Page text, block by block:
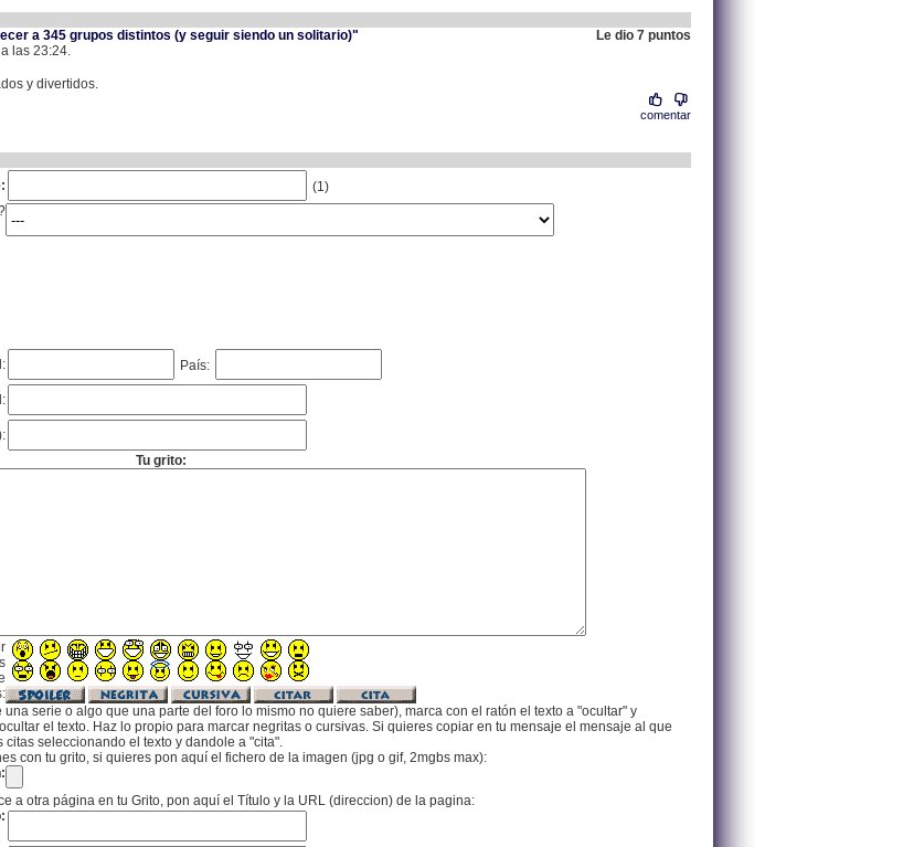
a 345 grupos distintos (y seguir siendo un solitario)"
Le dio 7 puntos
las 23:24.
y divertidos.
comentar
(1)
País:
Tu grito:
serie o algo que una parte del foro lo mismo no quiere saber), marca con el ratón el texto a "ocultar" y
el texto. Haz lo propio para marcar negritas o cursivas. Si quieres copiar en tu mensaje el mensaje al que
seleccionando el texto y dandole a "cita".
con tu grito, si quieres pon aquí el fichero de la imagen (jpg o gif, 2mgbs max):
a otra página en tu Grito, pon aquí el Título y la URL (direccion) de la pagina: